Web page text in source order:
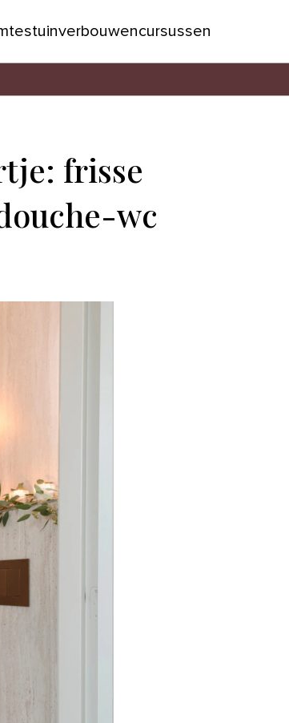
tuinverbouwencursussen
frisse
wc